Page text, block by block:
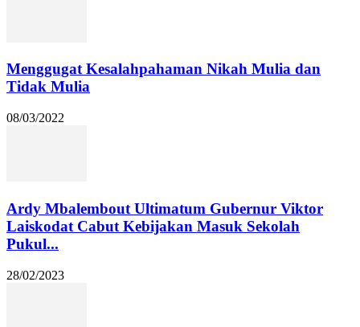
Menggugat Kesalahpahaman Nikah Mulia dan
Tidak Mulia
08/03/2022
Ardy Mbalembout Ultimatum Gubernur Viktor
Laiskodat Cabut Kebijakan Masuk Sekolah
Pukul...
28/02/2023